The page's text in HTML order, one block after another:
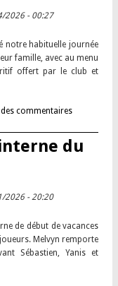
2026 - 00:27
notre habituelle journée
famille, avec au menu
offert par le club et
signe de la détente
commentaires
du
2026 - 20:20
de début de vacances
Melvyn remporte
Sébastien, Yanis et